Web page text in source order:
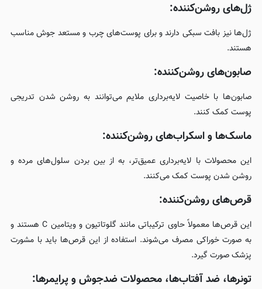
ژل‌های روشن‌کننده:
ژل‌ها نیز بافت سبکی دارند و برای پوست‌های چرب و مستعد جوش مناسب
هستند.
صابون‌های روشن‌کننده:
صابون‌ها با خاصیت لایه‌برداری ملایم می‌توانند به روشن شدن تدریجی
پوست کمک کنند.
ماسک‌ها و اسکراب‌های روشن‌کننده:
این محصولات با لایه‌برداری عمیق‌تر، به از بین بردن سلول‌های مرده و
روشن شدن پوست کمک می‌کنند.
قرص‌های روشن‌کننده:
این قرص‌ها معمولاً حاوی ترکیباتی مانند گلوتاتیون و ویتامین C هستند و
به صورت خوراکی مصرف می‌شوند. استفاده از این قرص‌ها باید با مشورت
پزشک صورت گیرد.
تونرها، ضد آفتاب‌ها، محصولات ضدجوش و پرایمرها: